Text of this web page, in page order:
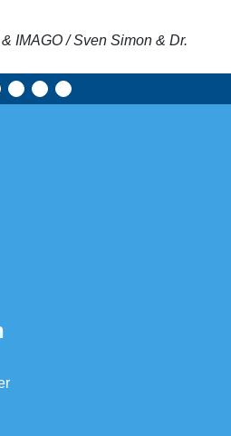
IMAGO / Sven Simon & Dr.